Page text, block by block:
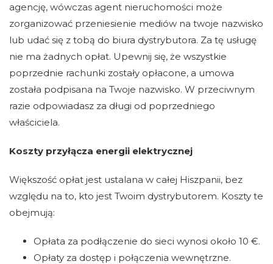
agencję, wówczas agent nieruchomości może
zorganizować przeniesienie mediów na twoje nazwisko
lub udać się z tobą do biura dystrybutora. Za tę usługę
nie ma żadnych opłat. Upewnij się, że wszystkie
poprzednie rachunki zostały opłacone, a umowa
została podpisana na Twoje nazwisko. W przeciwnym
razie odpowiadasz za długi od poprzedniego
właściciela.
Koszty przyłącza energii elektrycznej
Większość opłat jest ustalana w całej Hiszpanii, bez
względu na to, kto jest Twoim dystrybutorem. Koszty te
obejmują:
Opłata za podłączenie do sieci wynosi około 10 €.
Opłaty za dostęp i połączenia wewnętrzne.